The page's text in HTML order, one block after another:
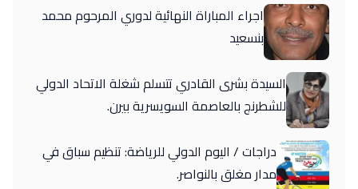
اجراء المباراة النهائية لدوري المرحوم محمد
بنسعيد
السيدة بشرى القادري تتسلم شغلة الاتحاد الدولي
للشطرنج بالعاصمة السويسرية بيرن.
دراجات / اليوم الدولي للرياضة: تنظيم سباق في
مدار مغلق بالنواصر.